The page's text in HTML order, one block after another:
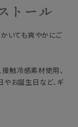
いても爽やかにご
接触冷感素材使用、
やお誕生日など、ギ